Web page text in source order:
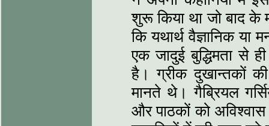
शुरू किया था जो बाद के
कि यथार्थ वैज्ञानिक
एक जादुई बुद्धिमता से
है। ग्रीक दुखान्तकों
मानते थे। गैब्रियल
और पाठकों को